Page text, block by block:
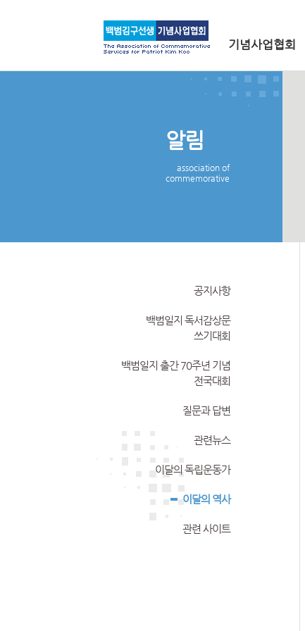
기념사업협회
알림
association of
commemorative
공지사항
백범일지 독서감상문
쓰기대회
백범일지 출간 70주년 기념
전국대회
질문과 답변
관련뉴스
이달의 독립운동가
이달의 역사
관련 사이트